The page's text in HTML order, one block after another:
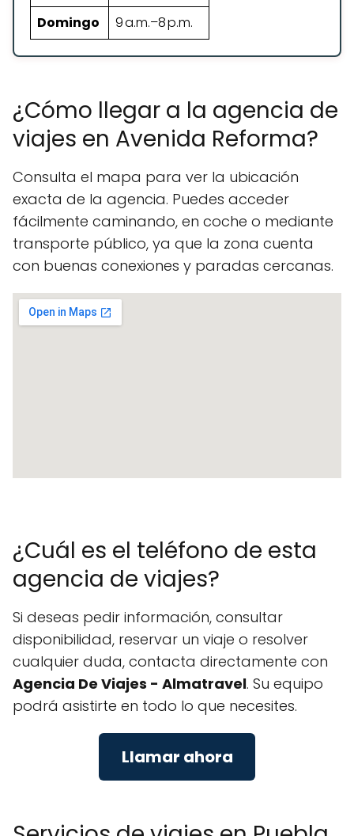
Domingo
9 a.m.–8 p.m.
¿Cómo llegar a la agencia de
viajes en Avenida Reforma?
Consulta el mapa para ver la ubicación
exacta de la agencia. Puedes acceder
fácilmente caminando, en coche o mediante
transporte público, ya que la zona cuenta
con buenas conexiones y paradas cercanas.
¿Cuál es el teléfono de esta
agencia de viajes?
Si deseas pedir información, consultar
disponibilidad, reservar un viaje o resolver
cualquier duda, contacta directamente con
Agencia De Viajes - Almatravel. Su equipo
podrá asistirte en todo lo que necesites.
Llamar ahora